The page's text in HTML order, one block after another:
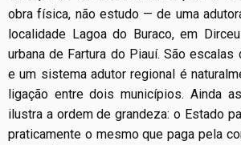
obra física, não estudo — de uma
localidade Lagoa do Buraco, em
urbana de Fartura do Piauí. São
e um sistema adutor regional é
ligação entre dois municípios. Ainda
ilustra a ordem de grandeza: o Estado
praticamente o mesmo que paga pela